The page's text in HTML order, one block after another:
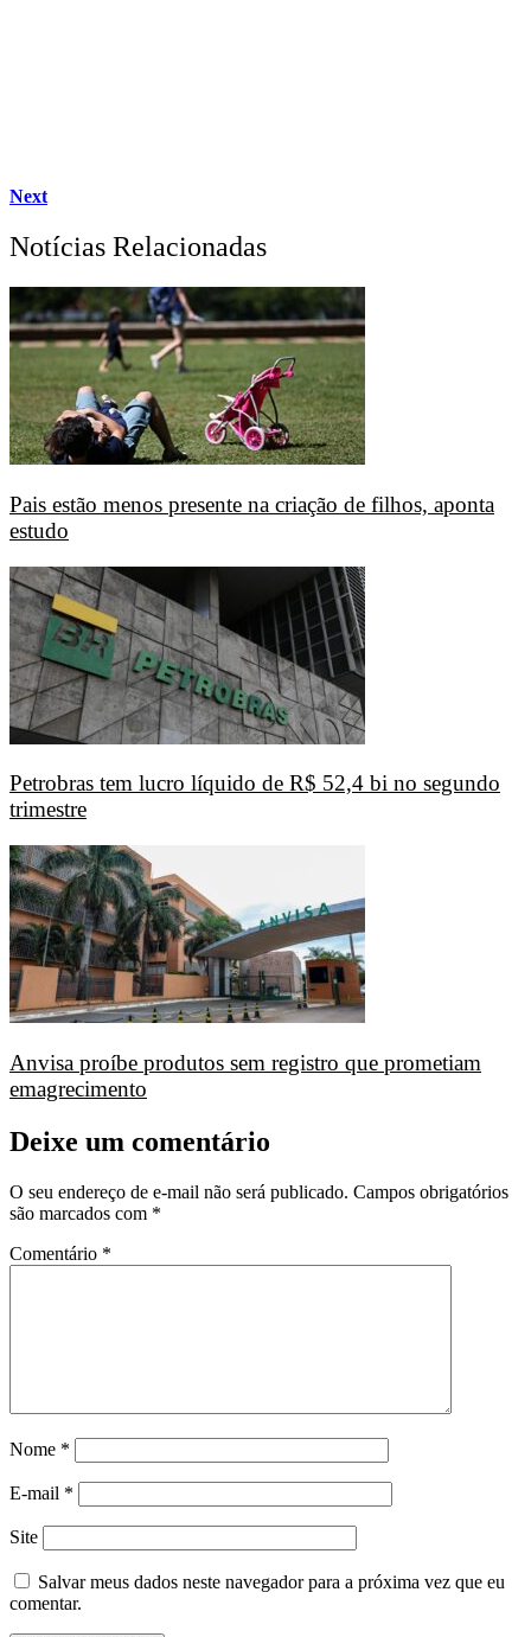
Next
Notícias Relacionadas
Pais estão menos presente na criação de filhos, aponta
estudo
Petrobras tem lucro líquido de R$ 52,4 bi no segundo
trimestre
Anvisa proíbe produtos sem registro que prometiam
emagrecimento
Deixe um comentário
O seu endereço de e-mail não será publicado. Campos obrigatórios
são marcados com *
Comentário *
Nome *
E-mail *
Site
Salvar meus dados neste navegador para a próxima vez que eu
comentar.